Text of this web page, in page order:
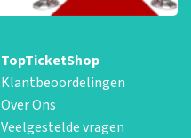
TopTicketShop
Klantbeoordelingen
Over Ons
Veelgestelde vragen